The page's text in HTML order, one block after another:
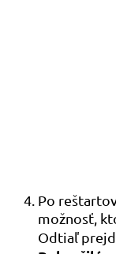
Po
možnosť,
Odtiaľ